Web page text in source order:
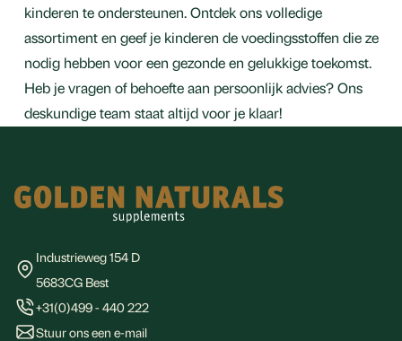
kinderen te ondersteunen. Ontdek ons volledige
assortiment en geef je kinderen de voedingsstoffen die ze
nodig hebben voor een gezonde en gelukkige toekomst.
Heb je vragen of behoefte aan persoonlijk advies? Ons
deskundige team staat altijd voor je klaar!
Industrieweg 154 D
5683CG Best
+31(0)499 - 440 222
Stuur ons een e-mail